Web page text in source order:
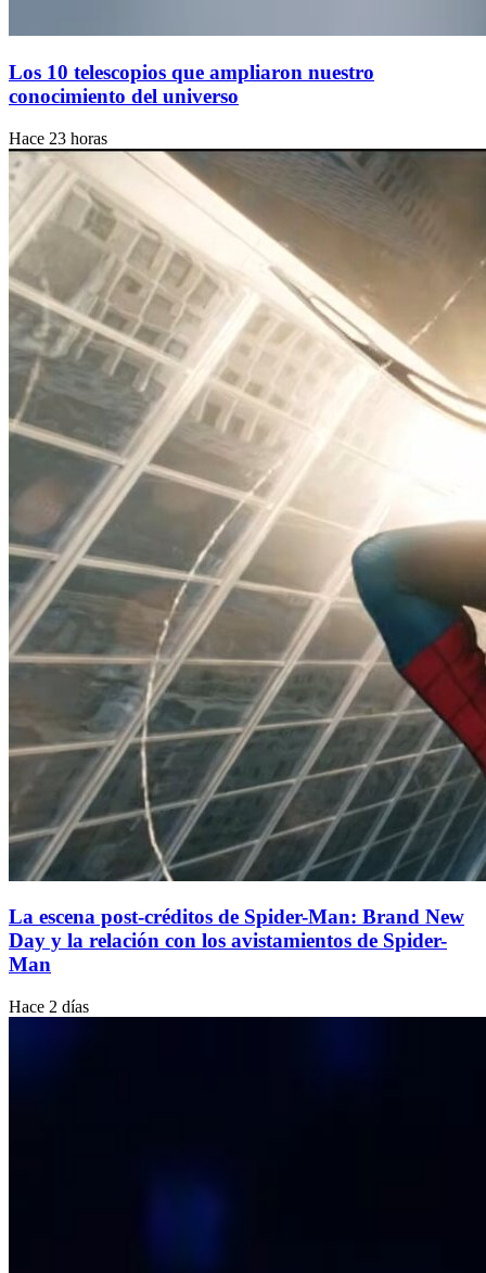
Los 10 telescopios que ampliaron nuestro
conocimiento del universo
Hace 23 horas
La escena post-créditos de Spider-Man: Brand New
Day y la relación con los avistamientos de Spider-
Man
Hace 2 días